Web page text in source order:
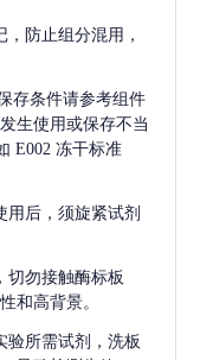
防止组分混用，
存条件请参考组件
生使用或保存不当
E002 冻干标准
用后，须旋紧试剂
切勿接触酶标板
和高背景。
验所需试剂，洗板